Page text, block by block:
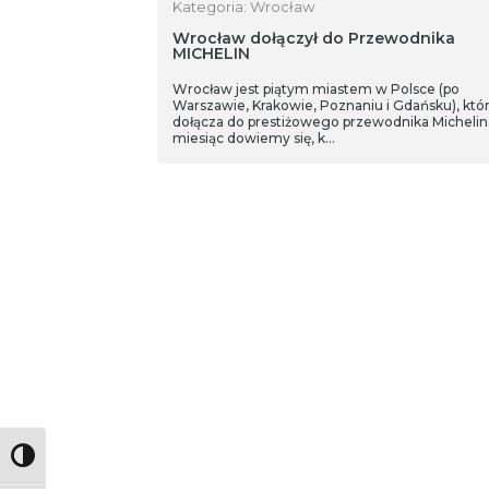
Toggle High Contrast
Kategoria: Wrocław
Wrocław dołączył do Przewodnika
MICHELIN
Wrocław jest piątym miastem w Polsce (po
Warszawie, Krakowie, Poznaniu i Gdańsku),
dołącza do prestiżowego przewodnika
miesiąc dowiemy się, k…